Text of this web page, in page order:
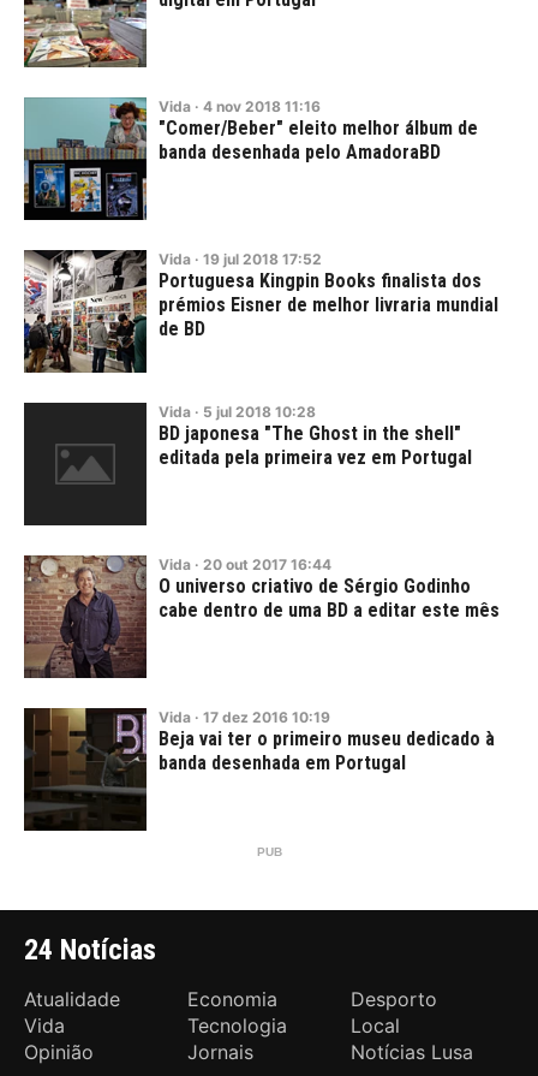
Vida · 4 nov 2018 11:16
"Comer/Beber" eleito melhor álbum de
banda desenhada pelo AmadoraBD
Vida · 19 jul 2018 17:52
Portuguesa Kingpin Books finalista dos
prémios Eisner de melhor livraria mundial
de BD
Vida · 5 jul 2018 10:28
BD japonesa "The Ghost in the shell"
editada pela primeira vez em Portugal
Vida · 20 out 2017 16:44
O universo criativo de Sérgio Godinho
cabe dentro de uma BD a editar este mês
Vida · 17 dez 2016 10:19
Beja vai ter o primeiro museu dedicado à
banda desenhada em Portugal
24 Notícias
Atualidade Economia
Desporto
Vida
Tecnologia
Local
Opinião
Jornais Notícias Lusa